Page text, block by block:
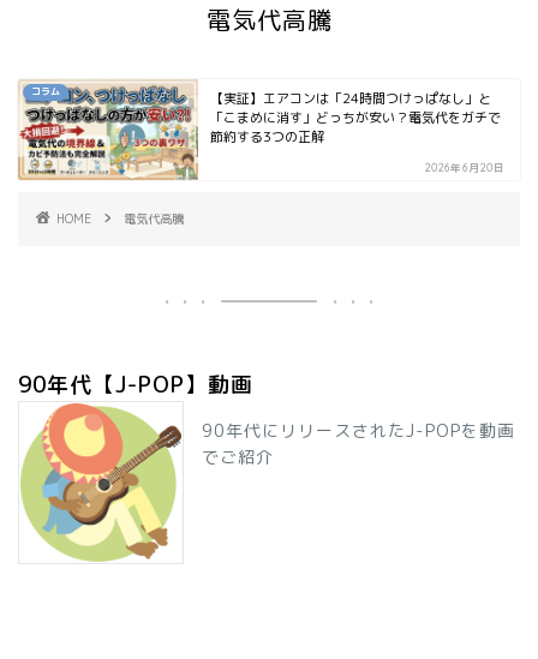
電気代高騰
コラム
【実証】エアコンは「24時間つけっぱなし」と
「こまめに消す」どっちが安い？電気代をガチで
節約する3つの正解
2026年6月20日
HOME 電気代高騰
90年代【J-POP】動画
90年代にリリースされたJ-POPを動画
でご紹介